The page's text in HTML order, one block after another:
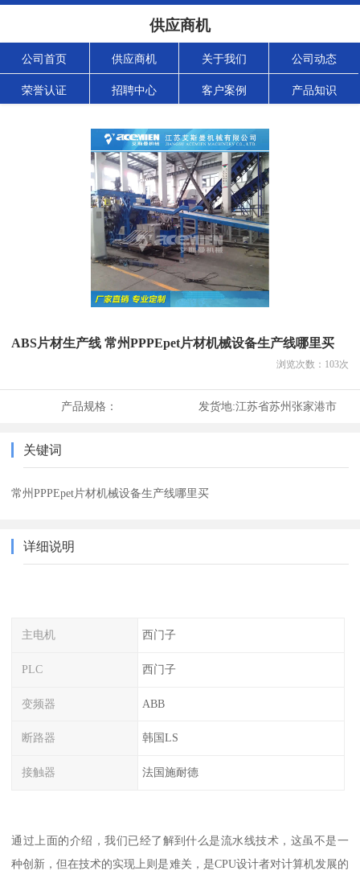
供应商机
公司首页 供应商机 关于我们 公司动态
荣誉认证 招聘中心 客户案例 产品知识
ABS片材生产线 常州PPPEpet片材机械设备生产线哪里买
浏览次数： 103次
产品规格： 发货地:江苏省苏州张家港市
关键词
常州PPPEpet片材机械设备生产线哪里买
详细说明
主电机 西门子
PLC 西门子
变频器 ABB
断路器 韩国LS
接触器 法国施耐德
通过上面的介绍，我们已经了解到什么是流水线技术，这虽不是一
种创新，但在技术的实现上则是难关，是CPU设计者对计算机发展的